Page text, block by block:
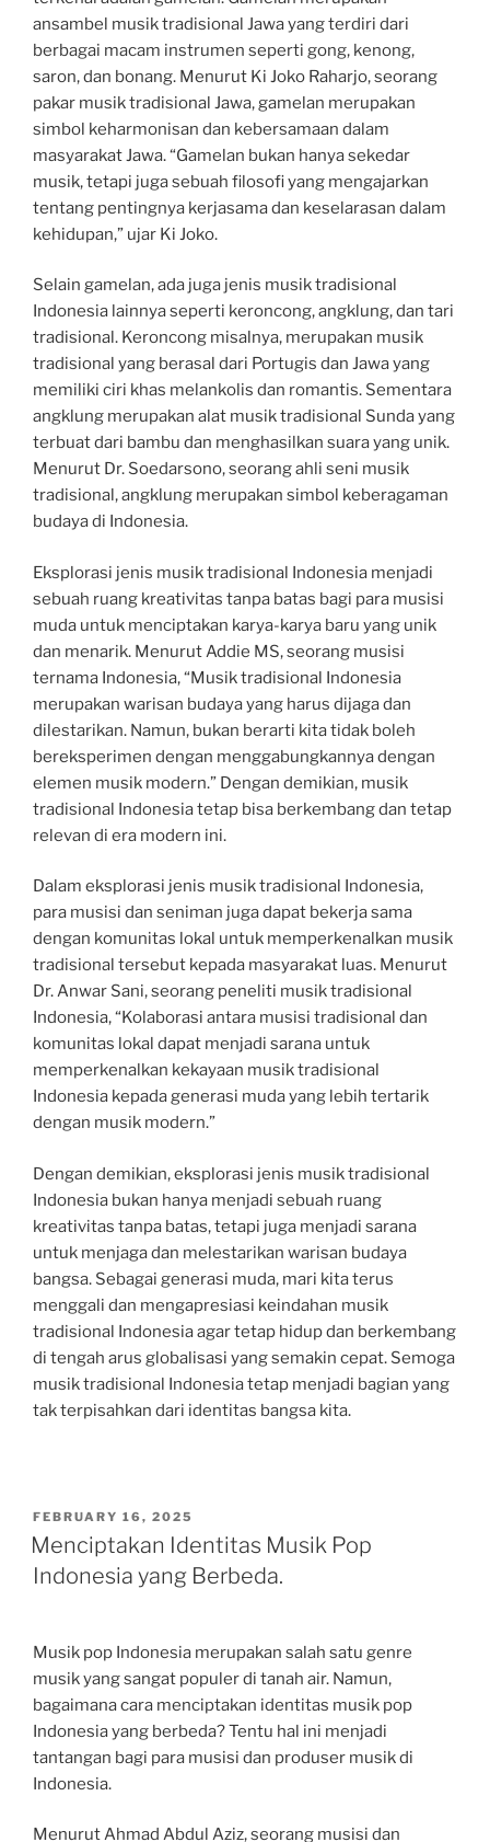
ansambel musik tradisional Jawa yang terdiri dari
berbagai macam instrumen seperti gong, kenong,
saron, dan bonang. Menurut Ki Joko Raharjo, seorang
pakar musik tradisional Jawa, gamelan merupakan
simbol keharmonisan dan kebersamaan dalam
masyarakat Jawa. “Gamelan bukan hanya sekedar
musik, tetapi juga sebuah filosofi yang mengajarkan
tentang pentingnya kerjasama dan keselarasan dalam
kehidupan,” ujar Ki Joko.
Selain gamelan, ada juga jenis musik tradisional
Indonesia lainnya seperti keroncong, angklung, dan tari
tradisional. Keroncong misalnya, merupakan musik
tradisional yang berasal dari Portugis dan Jawa yang
memiliki ciri khas melankolis dan romantis. Sementara
angklung merupakan alat musik tradisional Sunda yang
terbuat dari bambu dan menghasilkan suara yang unik.
Menurut Dr. Soedarsono, seorang ahli seni musik
tradisional, angklung merupakan simbol keberagaman
budaya di Indonesia.
Eksplorasi jenis musik tradisional Indonesia menjadi
sebuah ruang kreativitas tanpa batas bagi para musisi
muda untuk menciptakan karya-karya baru yang unik
dan menarik. Menurut Addie MS, seorang musisi
ternama Indonesia, “Musik tradisional Indonesia
merupakan warisan budaya yang harus dijaga dan
dilestarikan. Namun, bukan berarti kita tidak boleh
bereksperimen dengan menggabungkannya dengan
elemen musik modern.” Dengan demikian, musik
tradisional Indonesia tetap bisa berkembang dan tetap
relevan di era modern ini.
Dalam eksplorasi jenis musik tradisional Indonesia,
para musisi dan seniman juga dapat bekerja sama
dengan komunitas lokal untuk memperkenalkan musik
tradisional tersebut kepada masyarakat luas. Menurut
Dr. Anwar Sani, seorang peneliti musik tradisional
Indonesia, “Kolaborasi antara musisi tradisional dan
komunitas lokal dapat menjadi sarana untuk
memperkenalkan kekayaan musik tradisional
Indonesia kepada generasi muda yang lebih tertarik
dengan musik modern.”
Dengan demikian, eksplorasi jenis musik tradisional
Indonesia bukan hanya menjadi sebuah ruang
kreativitas tanpa batas, tetapi juga menjadi sarana
untuk menjaga dan melestarikan warisan budaya
bangsa. Sebagai generasi muda, mari kita terus
menggali dan mengapresiasi keindahan musik
tradisional Indonesia agar tetap hidup dan berkembang
di tengah arus globalisasi yang semakin cepat. Semoga
musik tradisional Indonesia tetap menjadi bagian yang
tak terpisahkan dari identitas bangsa kita.
POSTED
ON
FEBRUARY 16, 2025
Menciptakan Identitas Musik Pop
Indonesia yang Berbeda.
Musik pop Indonesia merupakan salah satu genre
musik yang sangat populer di tanah air. Namun,
bagaimana cara menciptakan identitas musik pop
Indonesia yang berbeda? Tentu hal ini menjadi
tantangan bagi para musisi dan produser musik di
Indonesia.
Menurut Ahmad Abdul Aziz, seorang musisi dan